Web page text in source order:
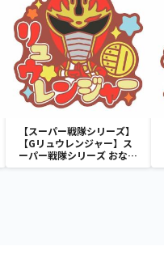
【スーパー戦隊シリーズ】
【Gリュウレンジャー】ス
ーパー戦隊シリーズ おなま
えラバーバッジvol.2